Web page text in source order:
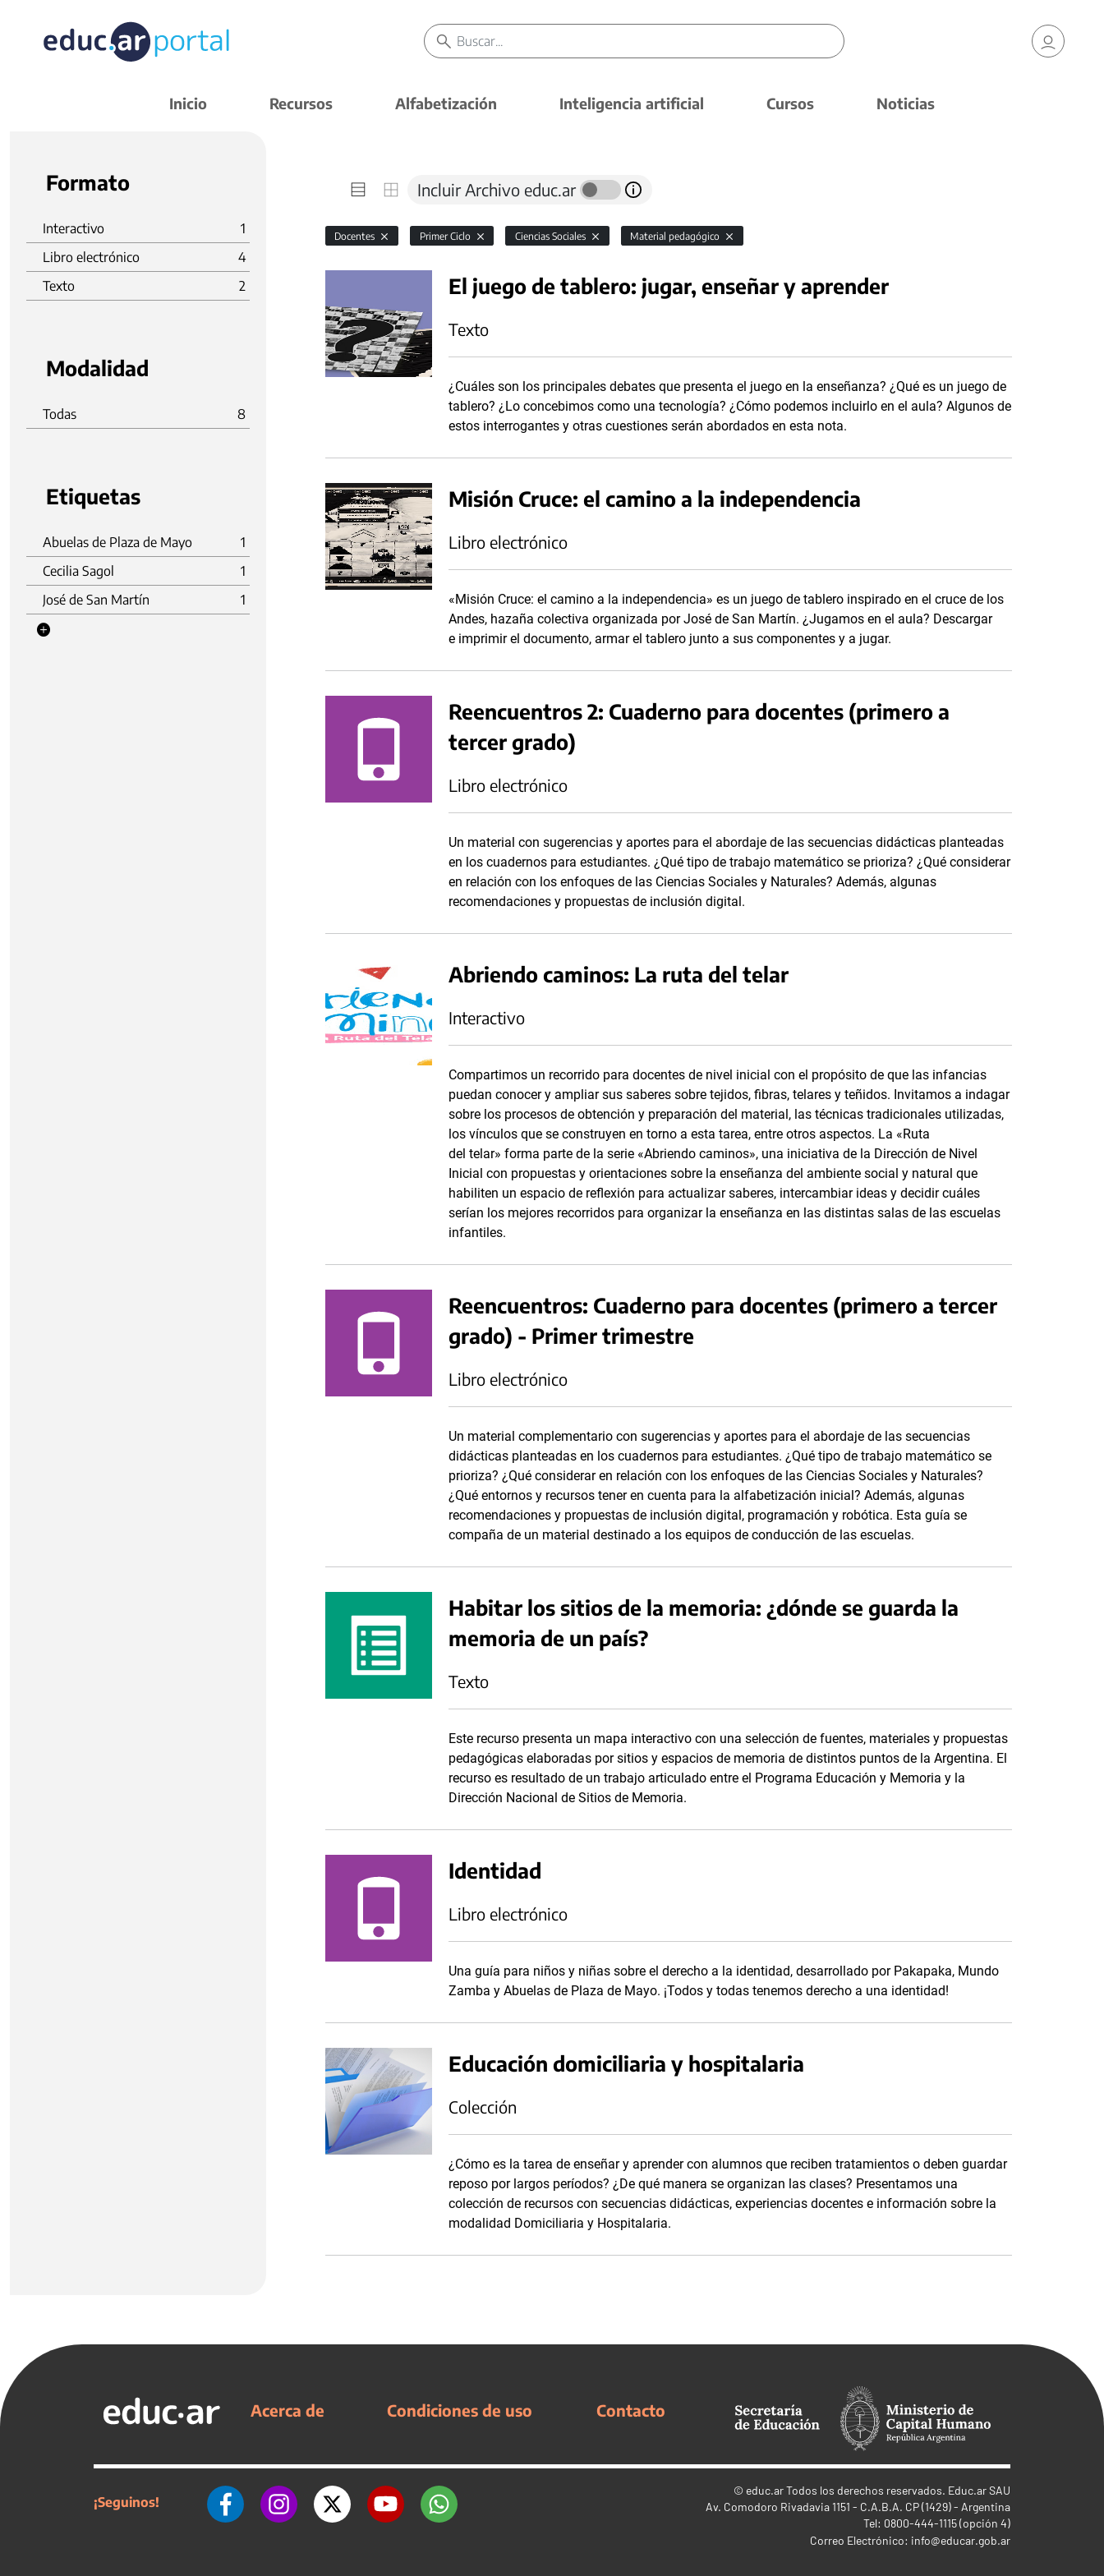
Inicio Recursos Alfabetización Inteligencia artificial Cursos Noticias
Formato
Interactivo
1
Libro electrónico
4
Texto
2
Modalidad
Todas 8
Etiquetas
Abuelas de Plaza de Mayo
1
Cecilia Sagol
1
José de San Martín
1
Incluir Archivo educ.ar
Docentes Primer Ciclo Ciencias Sociales Material pedagógico
El juego de tablero: jugar, enseñar y aprender
Texto
¿Cuáles son los principales debates que presenta el juego en la enseñanza? ¿Qué es un juego de
tablero? ¿Lo concebimos como una tecnología? ¿Cómo podemos incluirlo en el aula? Algunos de
estos interrogantes y otras cuestiones serán abordados en esta nota.
Misión Cruce: el camino a la independencia
Libro electrónico
«Misión Cruce: el camino a la independencia» es un juego de tablero inspirado en el cruce de los
Andes, hazaña colectiva organizada por José de San Martín. ¿Jugamos en el aula? Descargar
e imprimir el documento, armar el tablero junto a sus componentes y a jugar.
Reencuentros 2: Cuaderno para docentes (primero a
tercer grado)
Libro electrónico
Un material con sugerencias y aportes para el abordaje de las secuencias didácticas planteadas
en los cuadernos para estudiantes. ¿Qué tipo de trabajo matemático se prioriza? ¿Qué considerar
en relación con los enfoques de las Ciencias Sociales y Naturales? Además, algunas
recomendaciones y propuestas de inclusión digital.
Abriendo caminos: La ruta del telar
Interactivo
Compartimos un recorrido para docentes de nivel inicial con el propósito de que las infancias
puedan conocer y ampliar sus saberes sobre tejidos, fibras, telares y teñidos. Invitamos a indagar
sobre los procesos de obtención y preparación del material, las técnicas tradicionales utilizadas,
los vínculos que se construyen en torno a esta tarea, entre otros aspectos. La «Ruta
del telar» forma parte de la serie «Abriendo caminos», una iniciativa de la Dirección de Nivel
Inicial con propuestas y orientaciones sobre la enseñanza del ambiente social y natural que
habiliten un espacio de reflexión para actualizar saberes, intercambiar ideas y decidir cuáles
serían los mejores recorridos para organizar la enseñanza en las distintas salas de las escuelas
infantiles.
Reencuentros: Cuaderno para docentes (primero a tercer
grado) - Primer trimestre
Libro electrónico
Un material complementario con sugerencias y aportes para el abordaje de las secuencias
didácticas planteadas en los cuadernos para estudiantes. ¿Qué tipo de trabajo matemático se
prioriza? ¿Qué considerar en relación con los enfoques de las Ciencias Sociales y Naturales?
¿Qué entornos y recursos tener en cuenta para la alfabetización inicial? Además, algunas
recomendaciones y propuestas de inclusión digital, programación y robótica. Esta guía se
compaña de un material destinado a los equipos de conducción de las escuelas.
Habitar los sitios de la memoria: ¿dónde se guarda la
memoria de un país?
Texto
Este recurso presenta un mapa interactivo con una selección de fuentes, materiales y propuestas
pedagógicas elaboradas por sitios y espacios de memoria de distintos puntos de la Argentina. El
recurso es resultado de un trabajo articulado entre el Programa Educación y Memoria y la
Dirección Nacional de Sitios de Memoria.
Identidad
Libro electrónico
Una guía para niños y niñas sobre el derecho a la identidad, desarrollado por Pakapaka, Mundo
Zamba y Abuelas de Plaza de Mayo. ¡Todos y todas tenemos derecho a una identidad!
Educación domiciliaria y hospitalaria
Colección
¿Cómo es la tarea de enseñar y aprender con alumnos que reciben tratamientos o deben guardar
reposo por largos períodos? ¿De qué manera se organizan las clases? Presentamos una
colección de recursos con secuencias didácticas, experiencias docentes e información sobre la
modalidad Domiciliaria y Hospitalaria.
Acerca de Condiciones de uso Contacto
¡Seguinos!
© educ.arTodos los derechos reservados. Educ.ar SAU
Av. Comodoro Rivadavia 1151 - C.A.B.A. CP (1429) - Argentina
Tel: 0800-444-1115 (opción 4)
Correo Electrónico: info@educar.gob.ar